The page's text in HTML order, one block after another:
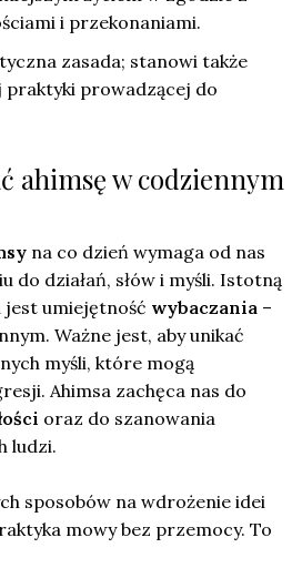
i przekonaniami.
zasada; stanowi także
prowadzącej do
ahimsę w codziennym
na co dzień wymaga od nas
do działań, słów i myśli. Istotną
jest umiejętność wybaczania –
Ważne jest, aby unikać
myśli, które mogą
Ahimsa zachęca nas do
oraz do szanowania
ludzi.
sposobów na wdrożenie idei
mowy bez przemocy. To